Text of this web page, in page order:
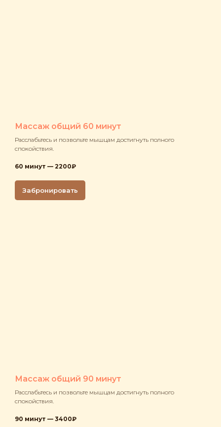
Массаж общий 60 минут
Расслабьтесь и позвольте мышцам достигнуть полного
спокойствия.
60 минут — 2200₽
Забронировать
Массаж общий 90 минут
Расслабьтесь и позвольте мышцам достигнуть полного
спокойствия.
90 минут — 3400₽